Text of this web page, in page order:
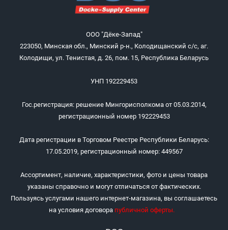
ООО "Дёке-Запад"
223050, Минская обл., Минский р-н., Колодищанский с/с, аг.
Колодищи, ул. Тенистая, д. 26, пом. 15, Республика Беларусь
УНП 192229453
Гос.регистрация: решение Мингорисполкома от 05.03.2014,
регистрационный номер 192229453
Дата регистрации в Торговом Реестре Республики Беларусь:
17.05.2019, регистрационный номер: 449567
Ассортимент, наличие, характеристики, фото и цены товара
указаны справочно и могут отличаться от фактических.
Пользуясь услугами нашего интернет-магазина, вы соглашаетесь
на условия договора публичной оферты.